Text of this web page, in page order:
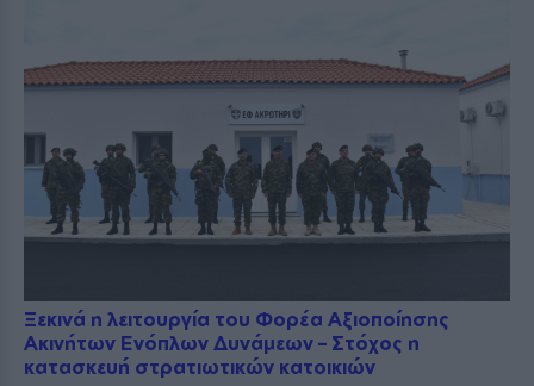
Ξεκινά η λειτουργία του Φορέα Αξιοποίησης
Ακινήτων Ενόπλων Δυνάμεων – Στόχος η
κατασκευή στρατιωτικών κατοικιών